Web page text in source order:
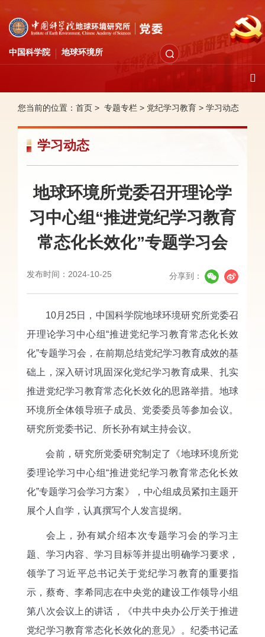
中国科学院 地球环境所
您当前的位置： 首页 > 专题专栏 > 党纪学习教育 > 学习动态
学习动态
地球环境所党委召开理论学
习中心组“推进党纪学习教育
常态化长效化”专题学习会
发布时间：2024-10-25 分享到：
10月25日，中国科学院地球环境研究所党委召
开理论学习中心组“推进党纪学习教育常态化长效
化”专题学习会，在前期总结党纪学习教育成效的基
础上，深入研讨巩固深化党纪学习教育成果、扎实
推进党纪学习教育常态化长效化的思路举措。地球
环境所全体领导班子成员、党委委员等参加会议。
研究所党委书记、所长孙有斌主持会议。
会前，研究所党委研究制定了《地球环境所党
委理论学习中心组“推进党纪学习教育常态化长效
化”专题学习会学习方案》，中心组成员紧扣主题开
展个人自学，认真撰写个人发言提纲。
会上，孙有斌介绍本次专题学习会的学习主
题、学习内容、学习目标等并提出明确学习要求，
领学了习近平总书记关于党纪学习教育的重要指
示，蔡奇、李希同志在中央党的建设工作领导小组
第八次会议上的讲话，《中共中央办公厅关于推进
党纪学习教育常态化长效化的意见》。纪委书记孟